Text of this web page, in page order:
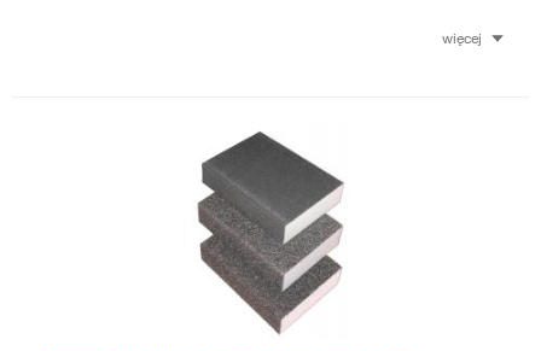
więcej